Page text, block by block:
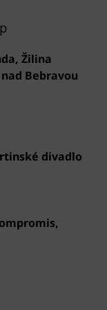
Žilina
Bebravou
divadlo